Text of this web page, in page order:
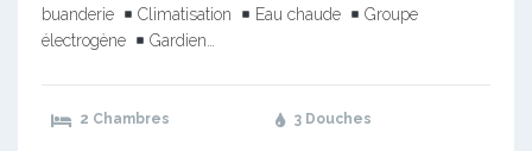
buanderie
Climatisation Eau chaude
Groupe
électrogène
Gardien…
2 Chambres 3 Douches